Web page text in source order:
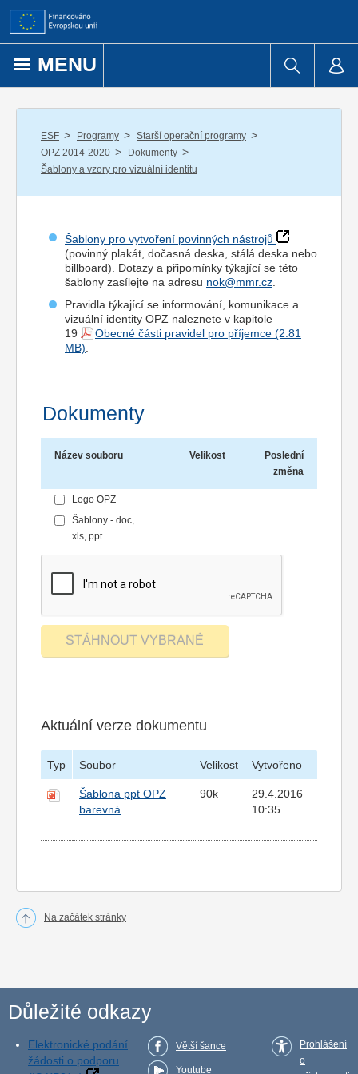
Přejít k obsahu
MENU
ESF / Programy / Starší operační programy /
OPZ 2014-2020 / Dokumenty /
Šablony a vzory pro vizuální identitu
Šablony pro vytvoření povinných nástrojů
(povinný plakát, dočasná deska, stálá deska nebo
billboard). Dotazy a připomínky týkající se této
šablony zasílejte na adresu nok@mmr.cz
Pravidla týkající se informování, komunikace a
vizuální identity OPZ naleznete v kapitole
19
Obecné části pravidel pro příjemce
Dokumenty
Název souboru Velikost
Poslední
změna
Logo OPZ
Šablony - doc,
xls, ppt
Aktuální verze dokumentu
Typ Soubor Velikost Vytvořeno
Šablona ppt OPZ
barevná
90k
29.4.2016
10:35
Na začátek stránky
Důležité odkazy
Elektronické podání
žádosti o podporu
Větší šance
Youtube
Prohlášení
o